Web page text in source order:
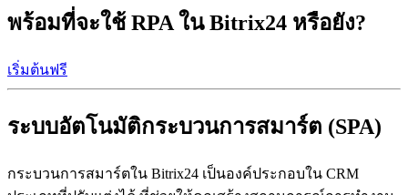
พร้อมที่จะใช้ RPA ใน Bitrix24 หรือยัง?
เริ่มต้นฟรี
ระบบอัตโนมัติกระบวนการสมาร์ต (SPA)
กระบวนการสมาร์ตใน Bitrix24 เป็นองค์ประกอบใน CRM